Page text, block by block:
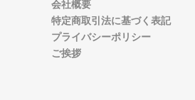
会社概要
特定商取引法に基づく表記
プライバシーポリシー
ご挨拶